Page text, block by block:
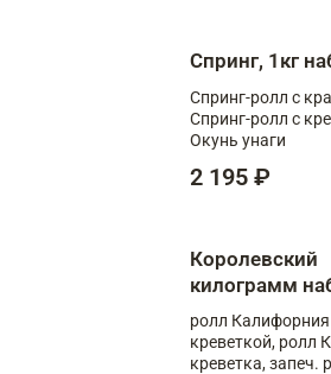
Спринг, 1кг
Спринг-ролл с
Спринг-ролл с
Окунь унаги
2 195 ₽
Королевский
килограмм
ролл Калифорния
креветкой, ролл
креветка, запеч.